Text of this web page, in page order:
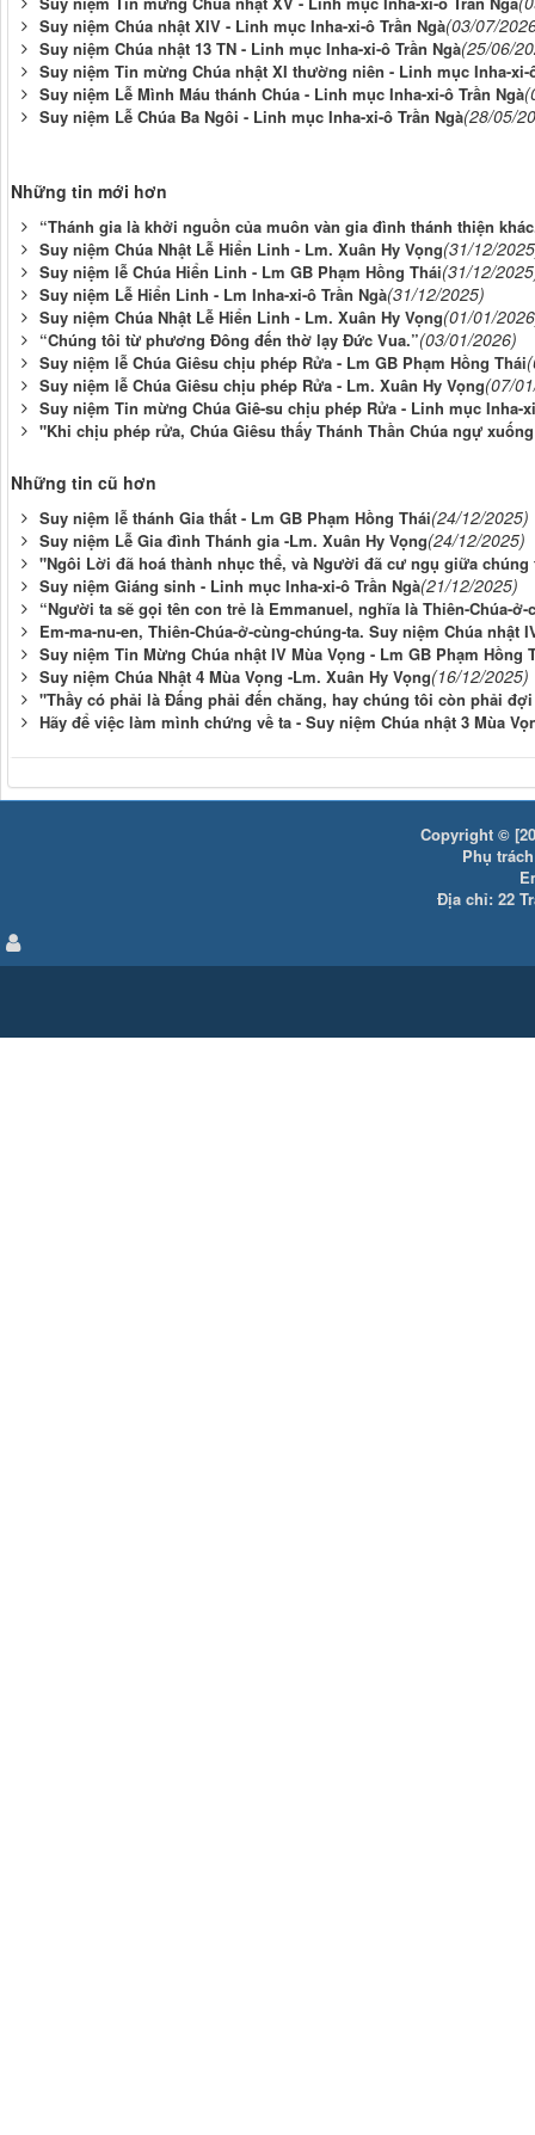
Suy niệm Chúa nhật XIV - Linh mục Inha-xi-ô Trần Ngà(03/07/
Suy niệm Chúa nhật 13 TN - Linh mục Inha-xi-ô Trần Ngà(25/06/
Suy niệm Tin mừng Chúa nhật XI thường niên - Linh mục Inha-xi-
Suy niệm Lễ Mình Máu thánh Chúa - Linh mục Inha-xi-ô Trần Ngà
Suy niệm Lễ Chúa Ba Ngôi - Linh mục Inha-xi-ô Trần Ngà(28/05/
Những tin mới hơn
“Thánh gia là khởi nguồn của muôn vàn gia đình thánh thiện
Suy niệm Chúa Nhật Lễ Hiển Linh - Lm. Xuân Hy Vọng(31/12/
Suy niệm lễ Chúa Hiển Linh - Lm GB Phạm Hồng Thái(31/12/
Suy niệm Lễ Hiển Linh - Lm Inha-xi-ô Trần Ngà(31/12/2025)
Suy niệm Chúa Nhật Lễ Hiển Linh - Lm. Xuân Hy Vọng(01/01/
“Chúng tôi từ phương Ðông đến thờ lạy Ðức Vua.”(03/01/2026)
Suy niệm lễ Chúa Giêsu chịu phép Rửa - Lm GB Phạm Hồng Thái
Suy niệm lễ Chúa Giêsu chịu phép Rửa - Lm. Xuân Hy Vọng(07/
Suy niệm Tin mừng Chúa Giê-su chịu phép Rửa - Linh mục Inha-
"Khi chịu phép rửa, Chúa Giêsu thấy Thánh Thần Chúa ngự
Những tin cũ hơn
Suy niệm lễ thánh Gia thất - Lm GB Phạm Hồng Thái(24/12/2025)
Suy niệm Lễ Gia đình Thánh gia -Lm. Xuân Hy Vọng(24/12/2025)
"Ngôi Lời đã hoá thành nhục thể, và Người đã cư ngụ giữa chúng
Suy niệm Giáng sinh - Linh mục Inha-xi-ô Trần Ngà(21/12/2025)
“Người ta sẽ gọi tên con trẻ là Emmanuel, nghĩa là Thiên-Chúa-ở-
Em-ma-nu-en, Thiên-Chúa-ở-cùng-chúng-ta. Suy niệm Chúa nhật
Suy niệm Tin Mừng Chúa nhật IV Mùa Vọng - Lm GB Phạm Hồng
Suy niệm Chúa Nhật 4 Mùa Vọng -Lm. Xuân Hy Vọng(16/12/2025)
"Thầy có phải là Ðấng phải đến chăng, hay chúng tôi còn phải
Hãy để việc làm mình chứng về ta - Suy niệm Chúa nhật 3 Mùa
Copyright ©
Phụ
Địa chỉ: 22